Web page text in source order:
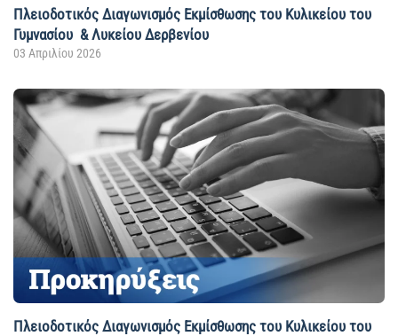
Πλειοδοτικός Διαγωνισμός Εκμίσθωσης του Κυλικείου του
Γυμνασίου & Λυκείου Δερβενίου
03 Απριλίου 2026
Πλειοδοτικός Διαγωνισμός Εκμίσθωσης του Κυλικείου του